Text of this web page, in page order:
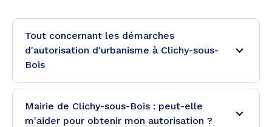
Tout concernant les démarches
d'autorisation d'urbanisme à Clichy-sous-
Bois
Mairie de Clichy-sous-Bois : peut-elle
m'aider pour obtenir mon autorisation ?